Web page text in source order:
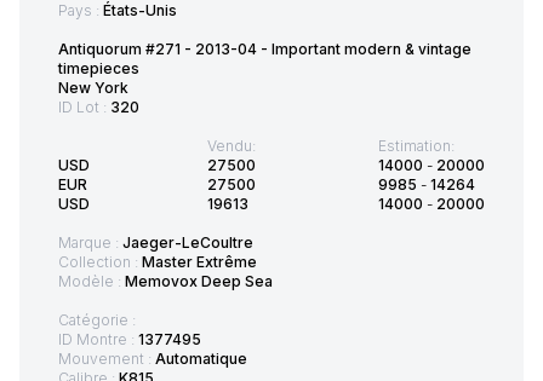
Pays : États-Unis
Antiquorum #271 - 2013-04 - Important modern & vintage
timepieces
New York
ID Lot : 320
USD
EUR
USD
Vendu:
27500
27500
19613
Estimation:
14000 - 20000
9985 - 14264
14000 - 20000
Marque : Jaeger-LeCoultre
Collection : Master Extrême
Modèle : Memovox Deep Sea
Catégorie :
ID Montre : 1377495
Mouvement : Automatique